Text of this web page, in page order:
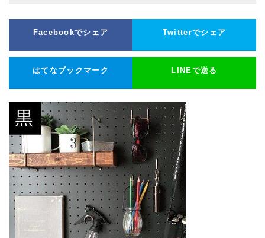
Facebookでシェア Twitterでシェア
はてなブックマーク LINEで送る